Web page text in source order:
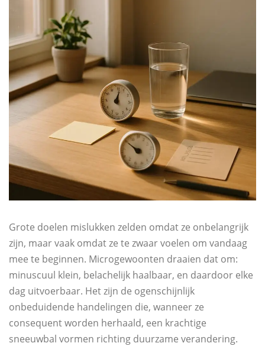
Grote doelen mislukken zelden omdat ze onbelangrijk
zijn, maar vaak omdat ze te zwaar voelen om vandaag
mee te beginnen. Microgewoonten draaien dat om:
minuscuul klein, belachelijk haalbaar, en daardoor elke
dag uitvoerbaar. Het zijn de ogenschijnlijk
onbeduidende handelingen die, wanneer ze
consequent worden herhaald, een krachtige
sneeuwbal vormen richting duurzame verandering.